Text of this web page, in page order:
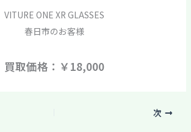
VITURE ONE XR GLASSES
春日市のお客様
買取価格：￥18,000
次